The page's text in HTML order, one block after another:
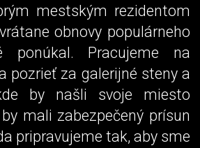
mestským rezidentom
obnovy populárneho
ponúkal. Pracujeme na
pozrieť za galerijné steny a
by našli svoje miesto
mali zabezpečený prísun
pripravujeme tak, aby sme